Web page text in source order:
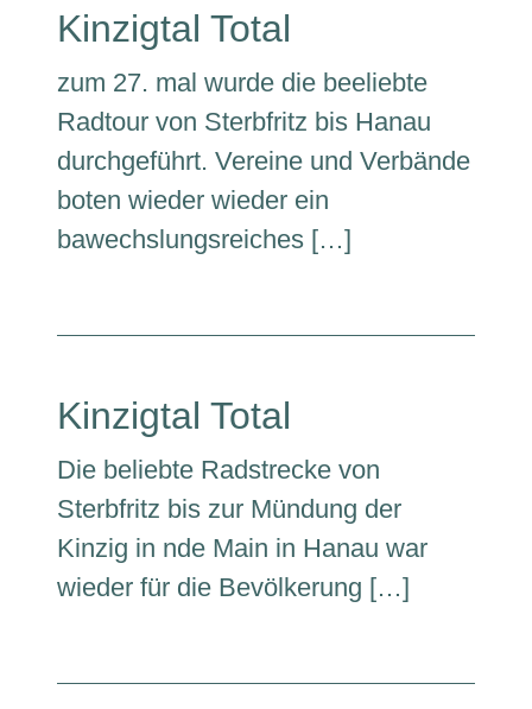
Kinzigtal Total
zum 27. mal wurde die beeliebte
Radtour von Sterbfritz bis Hanau
durchgeführt. Vereine und Verbände
boten wieder wieder ein
bawechslungsreiches […]
Kinzigtal Total
Die beliebte Radstrecke von
Sterbfritz bis zur Mündung der
Kinzig in nde Main in Hanau war
wieder für die Bevölkerung […]